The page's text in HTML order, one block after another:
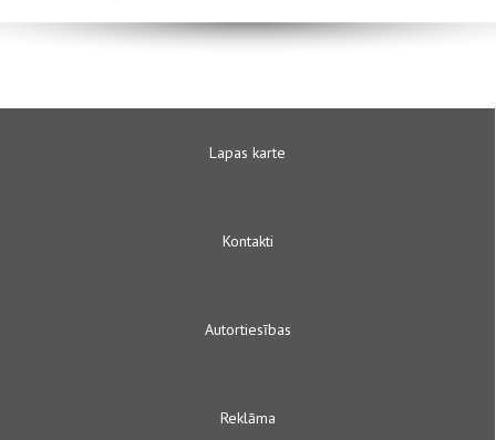
Lapas karte
Kontakti
Autortiesības
Reklāma